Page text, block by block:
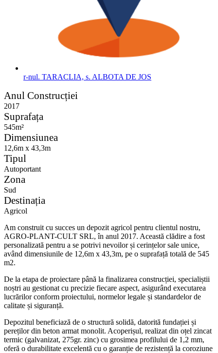
r-nul. TARACLIA, s. ALBOTA DE JOS
Anul Construcției
2017
Suprafața
545m²
Dimensiunea
12,6m x 43,3m
Tipul
Autoportant
Zona
Sud
Destinația
Agricol
Am construit cu succes un depozit agricol pentru clientul nostru,
AGRO-PLANT-CULT SRL, în anul 2017. Această clădire a fost
personalizată pentru a se potrivi nevoilor și cerințelor sale unice,
având dimensiunile de 12,6m x 43,3m, pe o suprafață totală de 545
m2.
De la etapa de proiectare până la finalizarea construcției, specialiștii
noștri au gestionat cu precizie fiecare aspect, asigurând executarea
lucrărilor conform proiectului, normelor legale și standardelor de
calitate și siguranță.
Depozitul beneficiază de o structură solidă, datorită fundației și
pereților din beton armat monolit. Acoperișul, realizat din oțel zincat
termic (galvanizat, 275gr. zinc) cu grosimea profilului de 1,2 mm,
oferă o durabilitate excelentă cu o garanție de rezistență la coroziune